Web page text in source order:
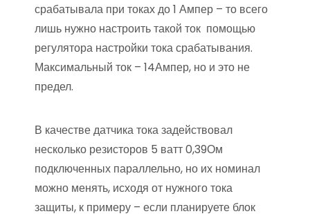
срабатывала при токах до 1 Ампер – то всего
лишь нужно настроить такой ток помощью
регулятора настройки тока срабатывания.
Максимальный ток – 14Ампер, но и это не
предел.
В качестве датчика тока задействовал
несколько резисторов 5 ватт 0,39Ом
подключенных параллельно, но их номинал
можно менять, исходя от нужного тока
защиты, к примеру – если планируете блок